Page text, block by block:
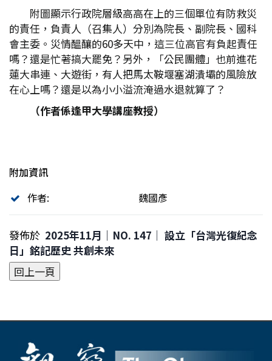
附圖顯示行政院層級高高在上的三個單位有防救災
的責任，負責人（召集人）分別為院長、副院長、國科
會主委。災情醞釀的60多天中，這三位高官有負起責任
嗎？還是忙著搞大罷免？另外，「公民團體」也前進花
蓮大串連、大遊街，有人把馬太鞍堰塞湖潰壩的風險放
在心上嗎？還是以為小小溢流淹過水退就算了？
（作者係逢甲大學講座教授）
附加資訊
作者:
魏國彥
發佈於 2025年11月｜NO. 147│ 設立「台灣光復紀念
日」銘記歷史 共創未來